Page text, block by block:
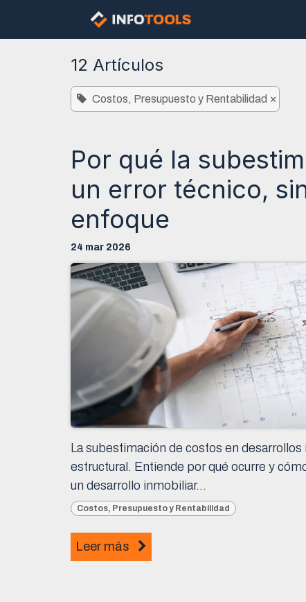
12 Artículos
Costos, Presupuesto y Rentabilidad ×
Por qué la
un error técnico,
enfoque
24 mar 2026
La subestimación de costos en
estructural. Entiende por qué ocurre y
un desarrollo inmobiliar...
Costos, Presupuesto y Rentabilidad
Leer más